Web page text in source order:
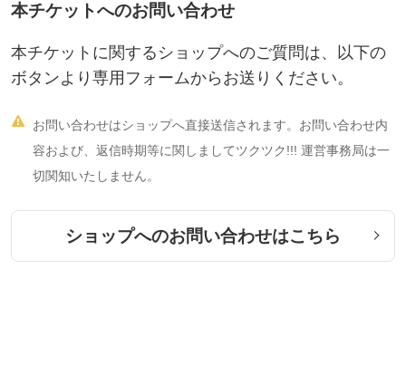
本チケットへのお問い合わせ
本チケットに関するショップへのご質問は、以下の
ボタンより専用フォームからお送りください。

お問い合わせはショップへ直接送信されます。お問い合わせ内
容および、返信時期等に関しましてツクツク!!! 運営事務局は一
切関知いたしません。
ショップへのお問い合わせはこちら